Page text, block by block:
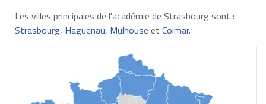
Les villes principales de l'académie de Strasbourg sont :
Strasbourg, Haguenau, Mulhouse et Colmar.